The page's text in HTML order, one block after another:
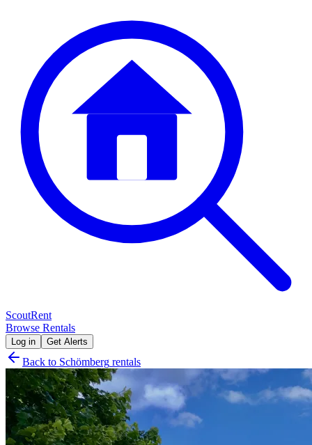
ScoutRent
Browse Rentals
Log in Get Alerts
Back to Schömberg rentals